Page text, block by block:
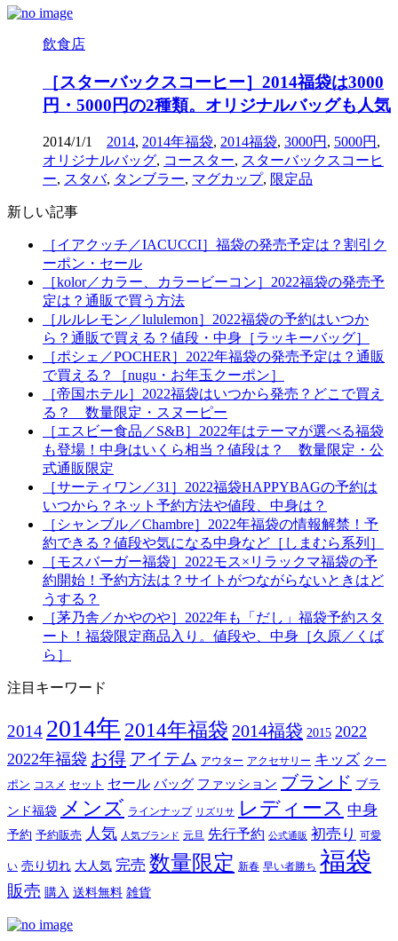
飲食店
［スターバックスコーヒー］2014福袋は3000
円・5000円の2種類。オリジナルバッグも人気
2014/1/1 2014, 2014年福袋, 2014福袋, 3000円 , 5000円 ,
オリジナルバッグ, コースター, スターバックスコーヒ
ー, スタバ, タンブラー, マグカップ, 限定品
新しい記事
［イアクッチ／IACUCCI］福袋の発売予定は？割引ク
ーポン・セール
［kolor／カラー、カラービーコン］2022福袋の発売予
定は？通販で買う方法
［ルルレモン／lululemon］2022福袋の予約はいつか
ら？通販で買える？値段・中身［ラッキーバッグ］
［ポシェ／POCHER］2022年福袋の発売予定は？通販
で買える？［nugu・お年玉クーポン］
［帝国ホテル］2022福袋はいつから発売？どこで買え
る？ 数量限定・スヌーピー
［エスビー食品／S&B］2022年はテーマが選べる福袋
も登場！中身はいくら相当？値段は？ 数量限定・公
式通販限定
［サーティワン／31］2022福袋HAPPYBAGの予約は
いつから？ネット予約方法や値段、中身は？
［シャンブル／Chambre］2022年福袋の情報解禁！予
約できる？値段や気になる中身など［しまむら系列］
［モスバーガー福袋］2022モス×リラックマ福袋の予
約開始！予約方法は？サイトがつながらないときはど
うする？
［茅乃舎／かやのや］2022年も「だし」福袋予約スタ
ート！福袋限定商品入り。値段や、中身［久原／くば
ら］
注目キーワード
2014 2014年 2014年福袋 2014福袋 2015 2022
2022年福袋 お得 アイテム アウター アクセサリー キッズ クー
ポン コスメ セット セール バッグ ファッション ブランド ブラ
ンド福袋 メンズ ラインナップ リズリサ レディース 中身
予約 予約販売 人気 人気ブランド 元旦 先行予約 公式通販 初売り 可愛
い 売り切れ 大人気 完売 数量限定 新春 早い者勝ち 福袋
販売 購入 送料無料 雑貨